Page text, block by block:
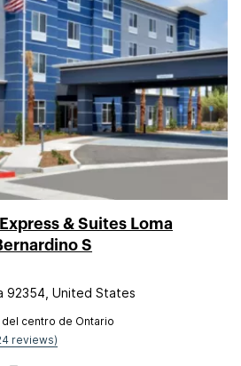
& Suites Loma
S
92354, United States
del centro de Ontario
reviews)